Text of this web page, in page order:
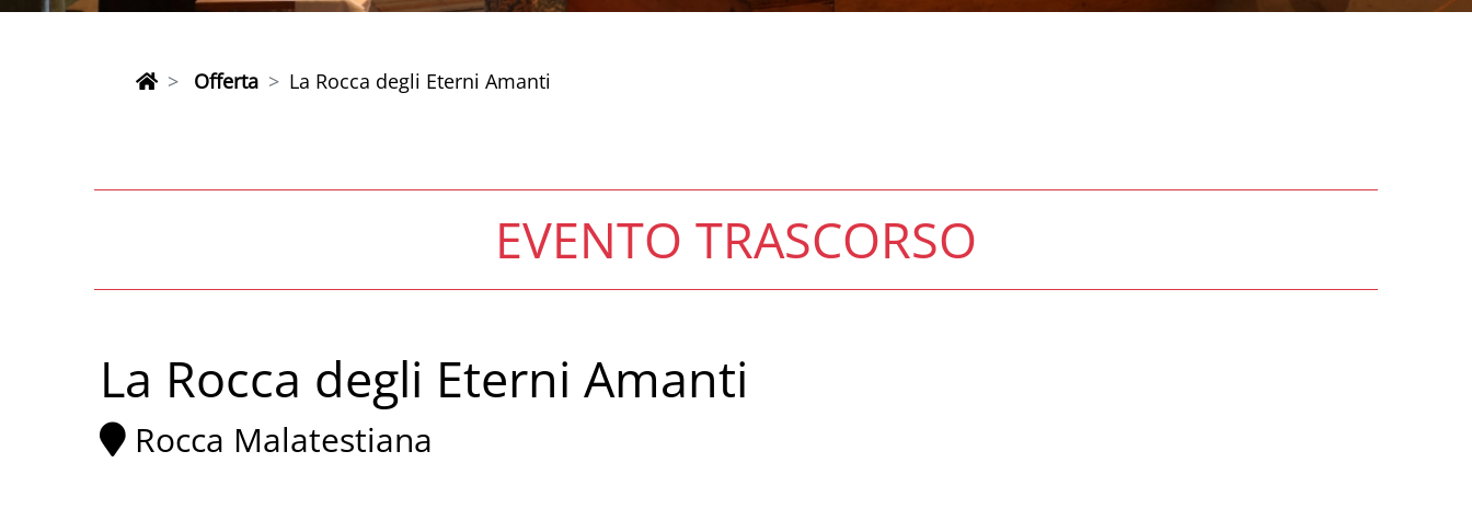
Offerta La Rocca degli Eterni Amanti
EVENTO TRASCORSO
La Rocca degli Eterni Amanti
Rocca Malatestiana